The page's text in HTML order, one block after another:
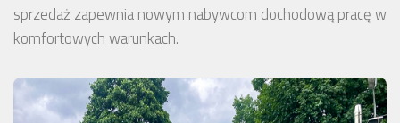
sprzedaż zapewnia nowym nabywcom dochodową pracę w
komfortowych warunkach.